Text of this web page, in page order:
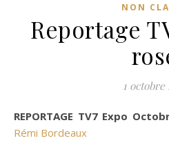
NON
Reportage
1 octobre
REPORTAGE TV7 Expo
Rémi Bordeaux